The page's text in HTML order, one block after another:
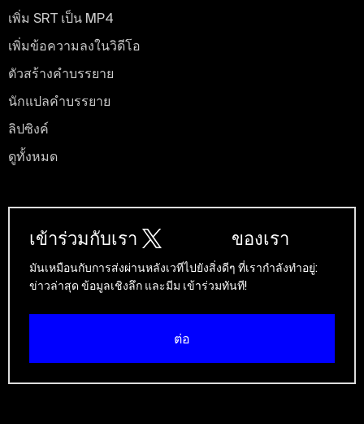
เพิ่ม SRT เป็น MP4
เพิ่มข้อความลงในวิดีโอ
ตัวสร้างคําบรรยาย
นักแปลคําบรรยาย
ลิปซิงค์
ดูทั้งหมด
เข้าร่วมกับเรา ของเรา
มันเหมือนกับการส่งผ่านหลังเวทีไปยังสิ่งดีๆ ที่เรากําลังทําอยู่:
ข่าวล่าสุด ข้อมูลเชิงลึก และมีม เข้าร่วมทันที!
ต่อ